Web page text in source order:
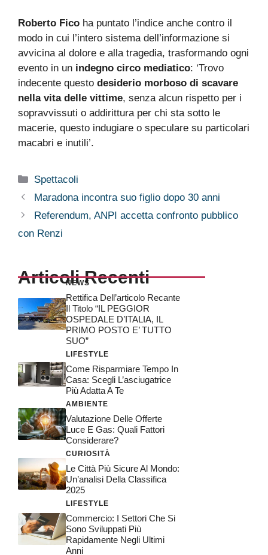
Roberto Fico ha puntato l’indice anche contro il
modo in cui l’intero sistema dell’informazione si
avvicina al dolore e alla tragedia, trasformando ogni
evento in un indegno circo mediatico: ‘Trovo
indecente questo desiderio morboso di scavare
nella vita delle vittime, senza alcun rispetto per i
sopravvissuti o addirittura per chi sta sotto le
macerie, questo indugiare o speculare su particolari
macabri e inutili’.
Categorie
Spettacoli
Maradona incontra suo figlio dopo 30 anni
Referendum, ANPI accetta confronto pubblico
con Renzi
Articoli Recenti
NEWS
Rettifica Dell’articolo Recante
Il Titolo “IL PEGGIOR
OSPEDALE D’ITALIA, IL
PRIMO POSTO E’ TUTTO
SUO”
LIFESTYLE
Come Risparmiare Tempo In
Casa: Scegli L’asciugatrice
Più Adatta A Te
AMBIENTE
Valutazione Delle Offerte
Luce E Gas: Quali Fattori
Considerare?
CURIOSITÀ
Le Città Più Sicure Al Mondo:
Un’analisi Della Classifica
2025
LIFESTYLE
Commercio: I Settori Che Si
Sono Sviluppati Più
Rapidamente Negli Ultimi
Anni